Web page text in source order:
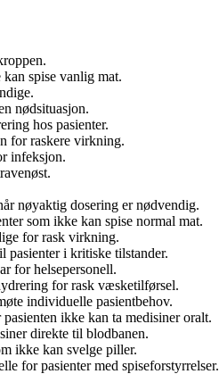
spise vanlig mat.
nødsituasjon.
hos pasienter.
for raskere virkning.
infeksjon.
nøyaktig dosering er nødvendig.
som ikke kan spise normal mat.
for rask virkning.
pasienter i kritiske tilstander.
for helsepersonell.
for rask væsketilførsel.
individuelle pasientbehov.
ikke kan ta medisiner oralt.
direkte til blodbanen.
ikke kan svelge piller.
for pasienter med spiseforstyrrelser.